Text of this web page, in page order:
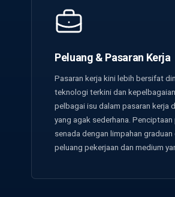
Peluang & Pasaran Kerja
Pasaran kerja kini lebih bersifat
teknologi terkini dan
pelbagai isu dalam pasaran kerja
yang agak sederhana.
senada dengan limpahan
peluang pekerjaan dan medium